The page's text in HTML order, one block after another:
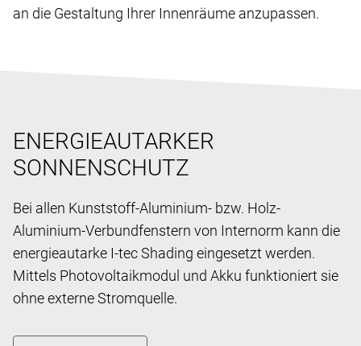
an die Gestaltung Ihrer Innenräume anzupassen.
ENERGIEAUTARKER
SONNENSCHUTZ
Bei allen Kunststoff-Aluminium- bzw. Holz-
Aluminium-Verbundfenstern von Internorm kann die
energieautarke I-tec Shading eingesetzt werden.
Mittels Photovoltaikmodul und Akku funktioniert sie
ohne externe Stromquelle.